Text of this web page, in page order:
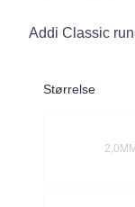
Description
Addi Classic
Størrelse
2,0MM